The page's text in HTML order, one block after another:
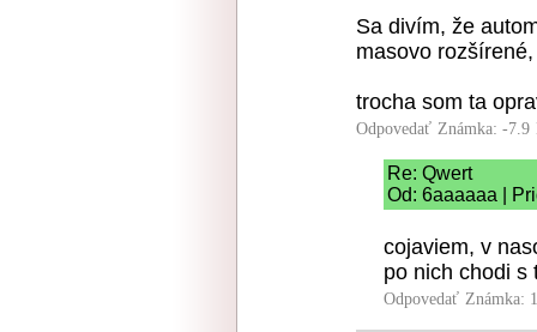
Sa divím, že
masovo
trocha som ta
Odpovedať Známka: -7.9
Re: Qwert
Od: 6aaaaaa |
cojaviem, v
po nich chodi s
Odpovedať Známka: